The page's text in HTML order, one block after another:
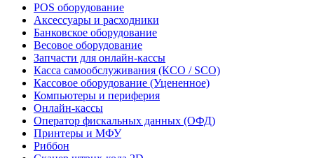
POS оборудование
Аксессуары и расходники
Банковское оборудование
Весовое оборудование
Запчасти для онлайн-кассы
Касса самообслуживания (КСО / SCO)
Кассовое оборудование (Уцененное)
Компьютеры и периферия
Онлайн-кассы
Оператор фискальных данных (ОФД)
Принтеры и МФУ
Риббон